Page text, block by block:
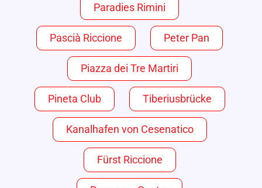
Paradies Rimini
Pascià Riccione Peter Pan
Piazza dei Tre Martiri
Pineta Club Tiberiusbrücke
Kanalhafen von Cesenatico
Fürst Riccione